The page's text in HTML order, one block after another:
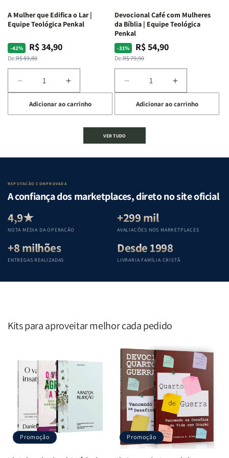
|
Charles
|
Charles
A Mulher que Edifica o Lar |
Equipe Teológica Penkal
-42%
Preço
normal
De:R$ 59,80
Preço
promocional
R$ 34,90
Diminuir
a
quantidade
de
Edifica
Lar
|
Equipe
Teológica
Penkal
Aumentar
a
quantidade
de
Edifica
|
Equipe
Penkal
Adicionar ao carrinho
Devocional Café com Mulheres
da Bíblia | Equipe Teológica
Penkal
-31%
Preço
normal
De:R$ 79,90
Preço
promocional
R$ 54,90
Diminuir
a
quantidade
de
Devocional
Mulheres
|
Equipe
Teológica
Penkal
Aumentar
a
quantidade
de
Mulheres
Equipe
Adicionar ao carrinho
VER TUDO
REPUTAÇÃO COMPROVADA
A confiança dos marketplaces, direto no site oficial
4,9★
NOTA MÉDIA DA OPERAÇÃO
+299 mil
AVALIAÇÕES NOS MARKETPLACES
+8 milhões
ENTREGAS REALIZADAS
Desde 1998
LIVRARIA FAMÍLIA CRISTÃ
Kits para aproveitar melhor cada pedido
Promoção Promoção